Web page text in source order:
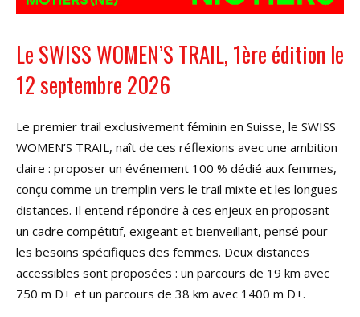
Le SWISS WOMEN’S TRAIL, 1ère édition le
12 septembre 2026
Le premier trail exclusivement féminin en Suisse, le SWISS
WOMEN’S TRAIL, naît de ces réflexions avec une ambition
claire : proposer un événement 100 % dédié aux femmes,
conçu comme un tremplin vers le trail mixte et les longues
distances. Il entend répondre à ces enjeux en proposant
un cadre compétitif, exigeant et bienveillant, pensé pour
les besoins spécifiques des femmes. Deux distances
accessibles sont proposées : un parcours de 19 km avec
750 m D+ et un parcours de 38 km avec 1400 m D+.